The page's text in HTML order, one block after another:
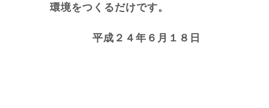
環境をつくるだけです。
平成２４年６月１８日